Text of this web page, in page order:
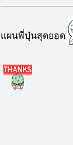
แผนพี่ปุ่นสุดยอด